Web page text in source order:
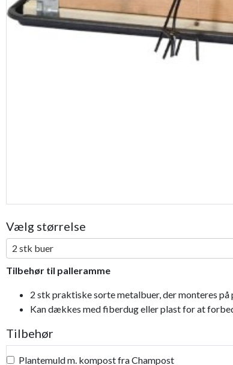
Vælg størrelse
2 stk buer
Tilbehør til palleramme
2 stk praktiske sorte metalbuer, der monteres på
Kan dækkes med fiberdug eller plast for at
Tilbehør
Plantemuld m. kompost fra Champost